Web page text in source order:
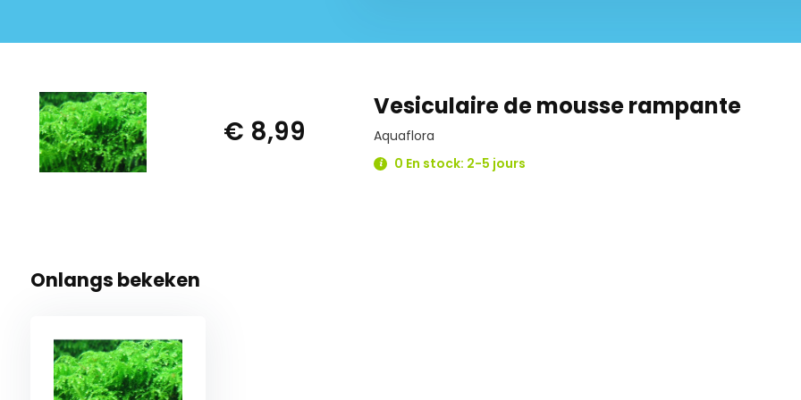
€ 8,99
Vesiculaire de mousse rampante
Aquaflora
0 En stock: 2-5 jours
Onlangs bekeken